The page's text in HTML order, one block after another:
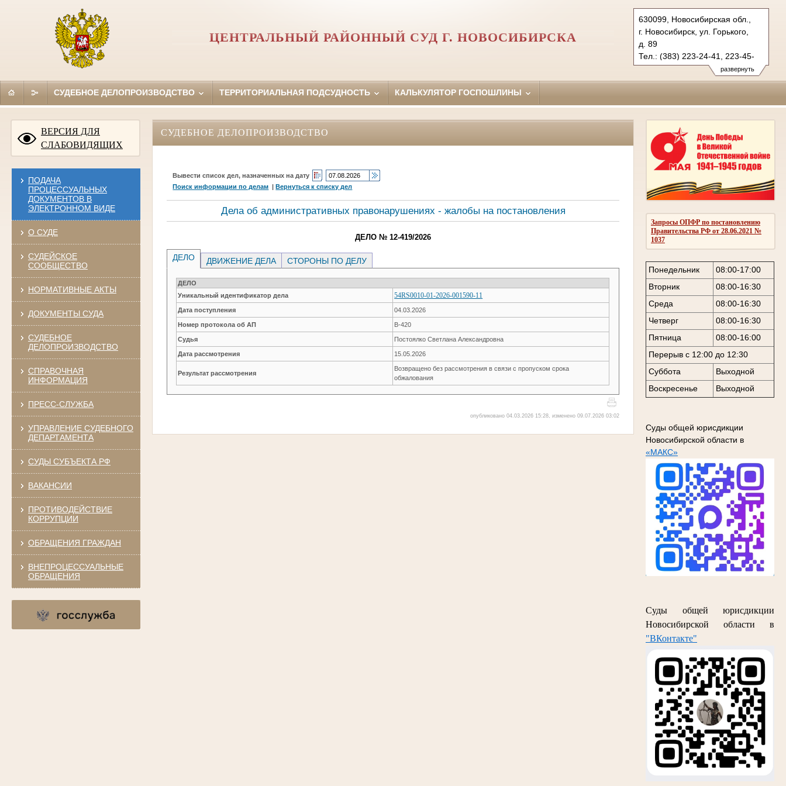
развернуть
630099, Новосибирская обл.,
г. Новосибирск, ул. Горького,
д. 89
Тел.: (383) 223-24-41, 223-45-
03, 218-00-21
centralny.nsk@sudrf.ru
ЦЕНТРАЛЬНЫЙ РАЙОННЫЙ СУД Г. НОВОСИБИРСКА
СУДЕБНОЕ ДЕЛОПРОИЗВОДСТВО ТЕРРИТОРИАЛЬНАЯ ПОДСУДНОСТЬ КАЛЬКУЛЯТОР ГОСПОШЛИНЫ
ВЕРСИЯ ДЛЯ
СЛАБОВИДЯЩИХ
ПОДАЧА
ПРОЦЕССУАЛЬНЫХ
ДОКУМЕНТОВ В
ЭЛЕКТРОННОМ ВИДЕ
О СУДЕ
СУДЕЙСКОЕ
СООБЩЕСТВО
НОРМАТИВНЫЕ АКТЫ
ДОКУМЕНТЫ СУДА
СУДЕБНОЕ
ДЕЛОПРОИЗВОДСТВО
СПРАВОЧНАЯ
ИНФОРМАЦИЯ
ПРЕСС-СЛУЖБА
УПРАВЛЕНИЕ СУДЕБНОГО
ДЕПАРТАМЕНТА
СУДЫ СУБЪЕКТА РФ
ВАКАНСИИ
ПРОТИВОДЕЙСТВИЕ
КОРРУПЦИИ
ОБРАЩЕНИЯ ГРАЖДАН
ВНЕПРОЦЕССУАЛЬНЫЕ
ОБРАЩЕНИЯ
Запросы ОПФР по постановлению
Правительства РФ от 28.06.2021 №
1037
Понедельник
08:00-17:00
Вторник
08:00-16:30
Среда
08:00-16:30
Четверг
08:00-16:30
Пятница
08:00-16:00
Перерыв с 12:00 до 12:30
Суббота
Выходной
Воскресенье
Выходной
Суды общей юрисдикции
Новосибирской области в
«МАКС»
Суды общей юрисдикции
Новосибирской области в
"ВКонтакте"
СУДЕБНОЕ ДЕЛОПРОИЗВОДСТВО
Вывести список дел, назначенных на дату
Поиск информации по делам |Вернуться к списку дел
Дела об административных правонарушениях - жалобы на постановления
ДЕЛО № 12-419/2026
ДЕЛО ДВИЖЕНИЕ ДЕЛА СТОРОНЫ ПО ДЕЛУ
ДЕЛО
Уникальный идентификатор дела
54RS0010-01-2026-001590-11
Дата поступления 04.03.2026
Номер протокола об АП В-420
Судья Постоялко Светлана Александровна
Дата рассмотрения 15.05.2026
Результат рассмотрения
Возвращено без рассмотрения в связи с пропуском срока
обжалования
опубликовано 04.03.2026 15:28, изменено 09.07.2026 03:02